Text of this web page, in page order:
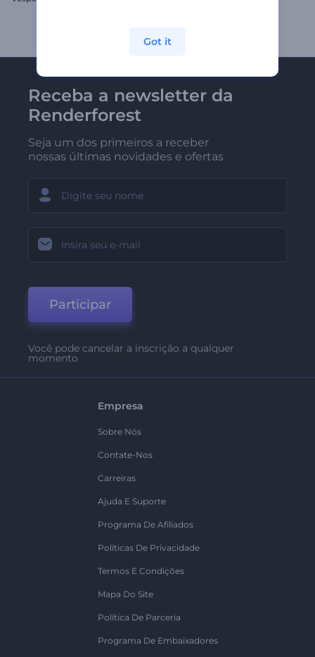
Receba a newsletter da
Renderforest
Seja um dos primeiros a receber
nossas últimas novidades e ofertas
Participar
Você pode cancelar a inscrição a qualquer
momento
Empresa
Sobre Nós
Contate-Nos
Carreiras
Ajuda E Suporte
Programa De Afiliados
Políticas De Privacidade
Termos E Condições
Mapa Do Site
Política De Parceria
Programa De Embaixadores
Got it